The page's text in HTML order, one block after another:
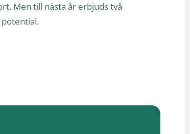
Men till nästa år erbjuds två